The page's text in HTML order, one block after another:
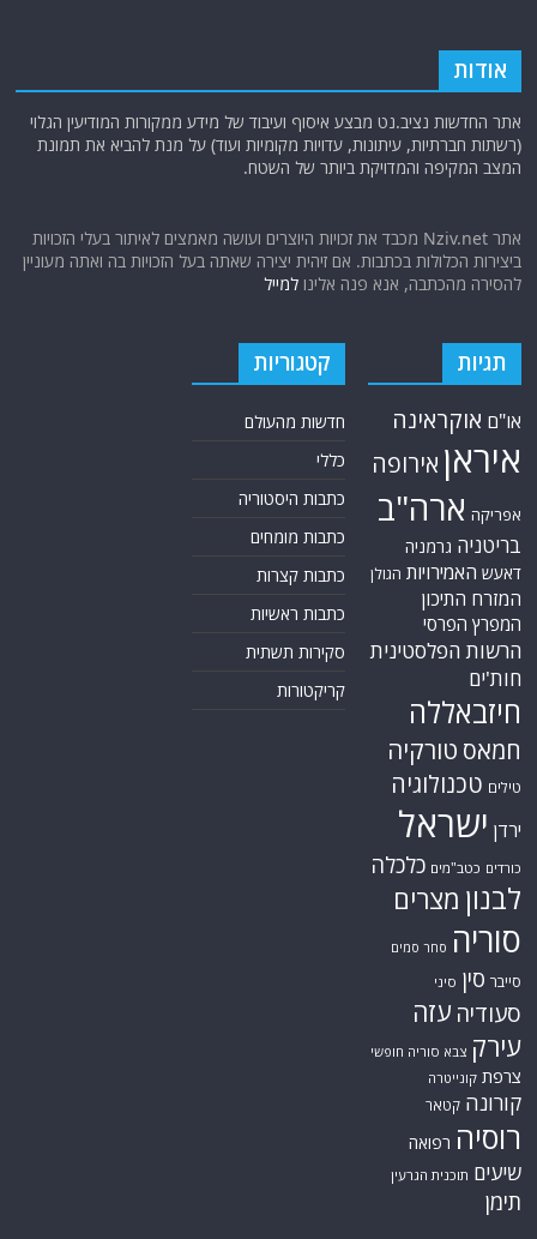
אודות
אתר החדשות נציב.נט מבצע איסוף ועיבוד של מידע ממקורות המודיעין הגלוי
(רשתות חברתיות, עיתונות, עדויות מקומיות ועוד) על מנת להביא את תמונת
המצב המקיפה והמדויקת ביותר של השטח.
אתר Nziv.net מכבד את זכויות היוצרים ועושה מאמצים לאיתור בעלי הזכויות
ביצירות הכלולות בכתבות. אם זיהית יצירה שאתה בעל הזכויות בה ואתה מעוניין
להסירה מהכתבה, אנא פנה אלינולמייל
תגיות
או"ם אוקראינה
איראן אירופה
אפריקה ארה"ב
בריטניה גרמניה
דאעש האמירויות הגולן
המזרח התיכון
המפרץ הפרסי
הרשות הפלסטינית
חות'ים
חיזבאללה
חמאס טורקיה
טילים טכנולוגיה
ירדן ישראל
כורדים כטב"מים כלכלה
לבנון מצרים
סוריה סחר סמים
סייבר סין סיני
סעודיה עזה
עירק צבא סוריה חופשי
צרפת קונייטרה
קורונה קטאר
רוסיה רפואה
שיעים תוכנית הגרעין
תימן
קטגוריות
חדשות מהעולם
כללי
כתבות היסטוריה
כתבות מומחים
כתבות קצרות
כתבות ראשיות
סקירות תשתית
קריקטורות